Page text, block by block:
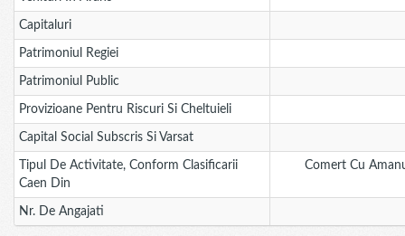
Capitaluri
Patrimoniul Regiei
Patrimoniul Public
Provizioane Pentru Riscuri Si Cheltuieli
Capital Social Subscris Si Varsat
Tipul De Activitate, Conform Clasificarii
Caen Din
Comert Cu
Nr. De Angajati